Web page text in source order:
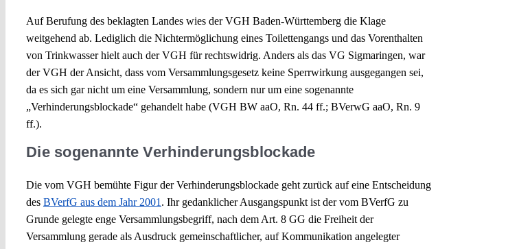
Auf Berufung des beklagten Landes wies der VGH Baden-Württemberg die Klage
weitgehend ab. Lediglich die Nichtermöglichung eines Toilettengangs und das Vorenthalten
von Trinkwasser hielt auch der VGH für rechtswidrig. Anders als das VG Sigmaringen, war
der VGH der Ansicht, dass vom Versammlungsgesetz keine Sperrwirkung ausgegangen sei,
da es sich gar nicht um eine Versammlung, sondern nur um eine sogenannte
„Verhinderungsblockade“ gehandelt habe (VGH BW aaO, Rn. 44 ff.; BVerwG aaO, Rn. 9
ff.).
Die sogenannte Verhinderungsblockade
Die vom VGH bemühte Figur der Verhinderungsblockade geht zurück auf eine Entscheidung
des BVerfG aus dem Jahr 2001. Ihr gedanklicher Ausgangspunkt ist der vom BVerfG zu
Grunde gelegte enge Versammlungsbegriff, nach dem Art. 8 GG die Freiheit der
Versammlung gerade als Ausdruck gemeinschaftlicher, auf Kommunikation angelegter